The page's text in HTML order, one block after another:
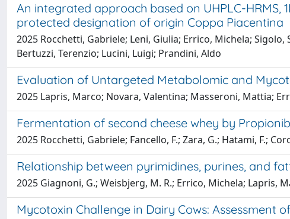
An integrated approach based on UHPLC-
protected designation of origin Coppa Piacentina
2025 Rocchetti, Gabriele; Leni, Giulia; Errico, Michela;
Bertuzzi, Terenzio; Lucini, Luigi; Prandini, Aldo
Evaluation of Untargeted Metabolomic and
2025 Lapris, Marco; Novara, Valentina; Masseroni, Mattia;
Fermentation of second cheese whey by
2025 Rocchetti, Gabriele; Fancello, F.; Zara, G.; Hatami, F.;
Relationship between pyrimidines, purines, and
2025 Giagnoni, G.; Weisbjerg, M. R.; Errico, Michela; Lapris,
Mycotoxin Challenge in Dairy Cows: